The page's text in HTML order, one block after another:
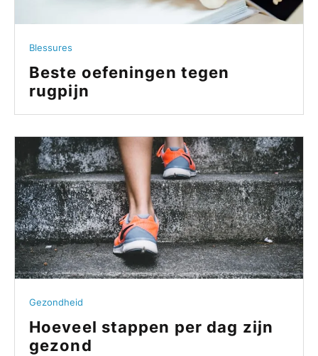
Blessures
Beste oefeningen tegen
rugpijn
Gezondheid
Hoeveel stappen per dag zijn
gezond